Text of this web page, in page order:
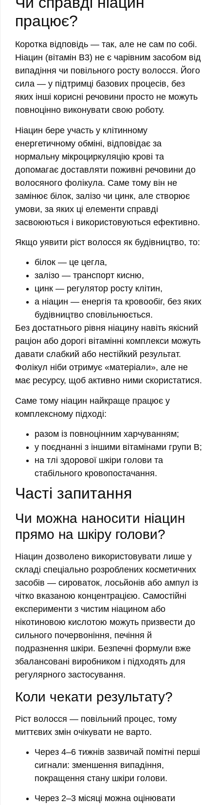
працює?
Коротка відповідь — так, але не сам по собі.
Ніацин (вітамін B3) не є чарівним засобом від
випадіння чи повільного росту волосся. Його
сила — у підтримці базових процесів, без
яких інші корисні речовини просто не можуть
повноцінно виконувати свою роботу.
Ніацин бере участь у клітинному
енергетичному обміні, відповідає за
нормальну мікроциркуляцію крові та
допомагає доставляти поживні речовини до
волосяного фолікула. Саме тому він не
замінює білок, залізо чи цинк, але створює
умови, за яких ці елементи справді
засвоюються і використовуються ефективно.
Якщо уявити ріст волосся як будівництво, то:
білок — це цегла,
залізо — транспорт кисню,
цинк — регулятор росту клітин,
а ніацин — енергія та кровообіг, без яких
будівництво сповільнюється.
Без достатнього рівня ніацину навіть якісний
раціон або дорогі вітамінні комплекси можуть
давати слабкий або нестійкий результат.
Фолікул ніби отримує «матеріали», але не
має ресурсу, щоб активно ними скористатися.
Саме тому ніацин найкраще працює у
комплексному підході:
разом із повноцінним харчуванням;
у поєднанні з іншими вітамінами групи B;
на тлі здорової шкіри голови та
стабільного кровопостачання.
Часті запитання
Чи можна наносити ніацин
прямо на шкіру голови?
Ніацин дозволено використовувати лише у
складі спеціально розроблених косметичних
засобів — сироваток, лосьйонів або ампул із
чітко вказаною концентрацією. Самостійні
експерименти з чистим ніацином або
нікотиновою кислотою можуть призвести до
сильного почервоніння, печіння й
подразнення шкіри. Безпечні формули вже
збалансовані виробником і підходять для
регулярного застосування.
Коли чекати результату?
Ріст волосся — повільний процес, тому
миттєвих змін очікувати не варто.
Через 4–6 тижнів зазвичай помітні перші
сигнали: зменшення випадіння,
покращення стану шкіри голови.
Через 2–3 місяці можна оцінювати